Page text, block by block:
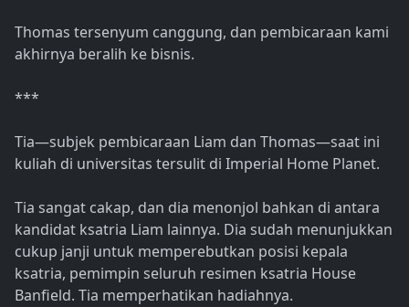
Thomas tersenyum canggung, dan pembicaraan kami
akhirnya beralih ke bisnis.
***
Tia—subjek pembicaraan Liam dan Thomas—saat ini
kuliah di universitas tersulit di Imperial Home Planet.
Tia sangat cakap, dan dia menonjol bahkan di antara
kandidat ksatria Liam lainnya. Dia sudah menunjukkan
cukup janji untuk memperebutkan posisi kepala
ksatria, pemimpin seluruh resimen ksatria House
Banfield. Tia memperhatikan hadiahnya.